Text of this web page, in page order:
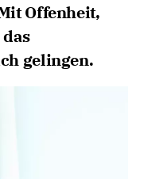
Offenheit,
gelingen.